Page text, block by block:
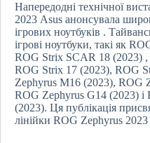
Напередодні технічної
2023 Asus анонсувала
ігрових ноутбуків .
ігрові ноутбуки, такі як
ROG Strix SCAR 18 (2023)
ROG Strix 17 (2023), ROG
Zephyrus M16 (2023), ROG
ROG Zephyrus G14 (2023)
(2023). Ця публікація
лінійки ROG Zephyrus 2023